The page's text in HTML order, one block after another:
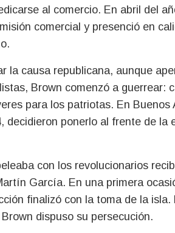
al comercio. En abril del
comercial y presenció en
la causa republicana, aunque
Brown comenzó a guerrear:
para los patriotas. En
decidieron ponerlo al frente de la
con los revolucionarios
García. En una primera
finalizó con la toma de la
dispuso su persecución.